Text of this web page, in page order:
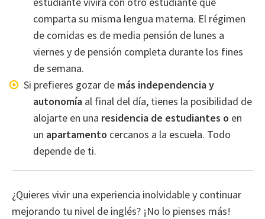
comparta su misma lengua materna. El régimen
de comidas es de media pensión de lunes a
viernes y de pensión completa durante los fines
de semana.
Si prefieres gozar de más independencia y
autonomía al final del día, tienes la posibilidad de
alojarte en una residencia de estudiantes o en
un apartamento cercanos a la escuela. Todo
depende de ti.
¿Quieres vivir una experiencia inolvidable y continuar
mejorando tu nivel de inglés? ¡No lo pienses más!